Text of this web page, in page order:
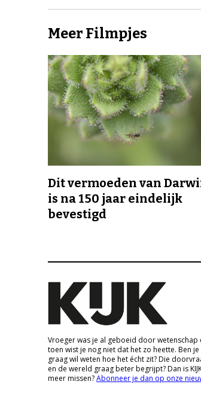
Meer Filmpjes
Dit vermoeden van
is na 150 jaar eindelijk
bevestigd
Vroeger was je al geboeid door wetenschap
toen wist je nog niet dat het zo heette. Ben
graag wil weten hoe het écht zit? Die
en de wereld graag beter begrijpt? Dan is
meer missen?Abonneer je dan op onze